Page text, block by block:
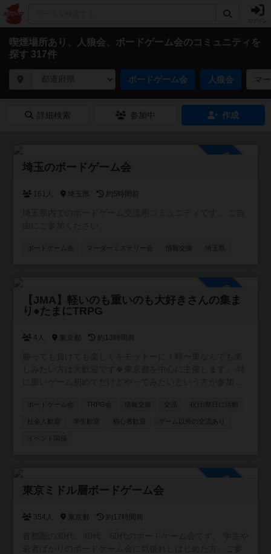
喫煙場所あり、人狼会、ボードゲーム会のコミュニティを
探す 317件
ボードゲーム会 人狼会 マ
詳細検索 参加中 作成
埼玉のボードゲーム会
161人 埼玉県 約5時間前
ボードゲーム会 マーダーミステリー会 情報交換
参加自由
【JMA】軽いのも重いのも大好きさんの集ま
り●たまにTRPG
4人 東京都 約13時間前
新参者の主催者ですが、毎月新しいボドゲ開拓しているの
でリクエストやおすすめも受け付けます✨
ボードゲーム会 TRPG会 情報交換 交流 祝日/祭日に活動
社会人歓迎 学生歓迎 初心者歓迎 ゲーム以外の交流あり
イベント関係
東京ミドル層ボードゲーム会
354人 東京都 約17時間前